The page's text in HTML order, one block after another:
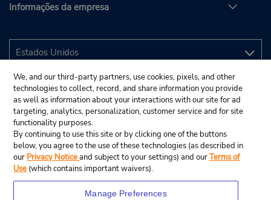
Informações da empresa
We, and our third-party partners, use cookies, pixels, and other
technologies to collect, record, and share information you provide
as well as information about your interactions with our site for ad
targeting, analytics, personalization, customer service and for site
functionality purposes.
By continuing to use this site or by clicking one of the buttons
below, you agree to the use of these technologies (as described in
our Privacy Noticeand subject to your settings) and ourTerms of
Use (which contains important waivers).
Manage Preferences